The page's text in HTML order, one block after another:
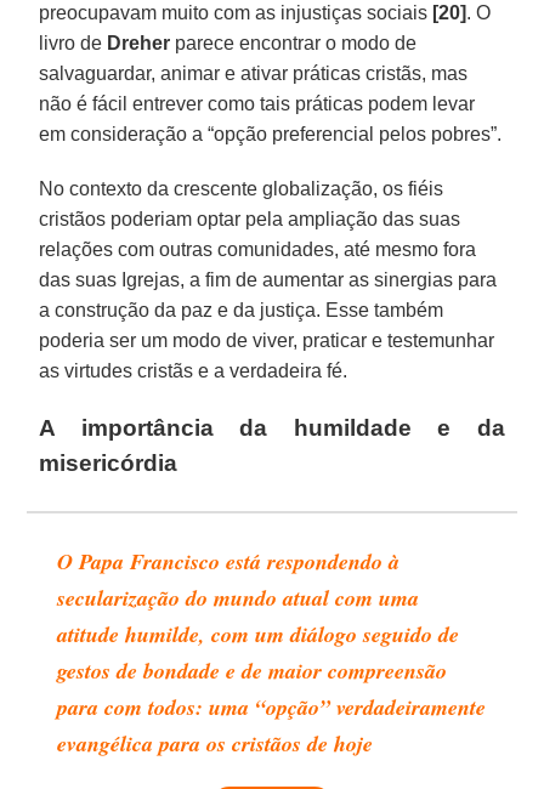
preocupavam muito com as injustiças sociais [20]. O
livro de Dreher parece encontrar o modo de
salvaguardar, animar e ativar práticas cristãs, mas
não é fácil entrever como tais práticas podem levar
em consideração a “opção preferencial pelos pobres”.
No contexto da crescente globalização, os fiéis
cristãos poderiam optar pela ampliação das suas
relações com outras comunidades, até mesmo fora
das suas Igrejas, a fim de aumentar as sinergias para
a construção da paz e da justiça. Esse também
poderia ser um modo de viver, praticar e testemunhar
as virtudes cristãs e a verdadeira fé.
A importância da humildade e da
misericórdia
O Papa Francisco está respondendo à
secularização do mundo atual com uma
atitude humilde, com um diálogo seguido de
gestos de bondade e de maior compreensão
para com todos: uma “opção” verdadeiramente
evangélica para os cristãos de hoje